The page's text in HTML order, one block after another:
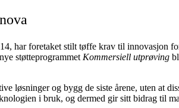
har foretaket stilt tøffe krav til innovasjon
støtteprogrammet Kommersiell utprøving
løsninger og bygg de siste årene, uten at
i bruk, og dermed gir sitt bidrag til